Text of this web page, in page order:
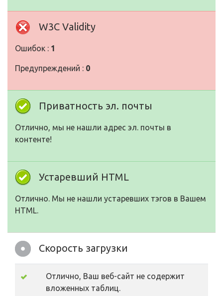
W3C Validity
Ошибок : 1
Предупреждений : 0
Приватность эл. почты
Отлично, мы не нашли адрес эл. почты в
контенте!
Устаревший HTML
Отлично. Мы не нашли устаревших тэгов в Вашем
HTML.
Скорость загрузки
Отлично, Ваш веб-сайт не содержит
вложенных таблиц.